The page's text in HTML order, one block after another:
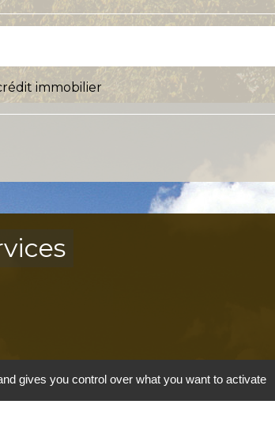
immobilier
gives you control over what you want to activate